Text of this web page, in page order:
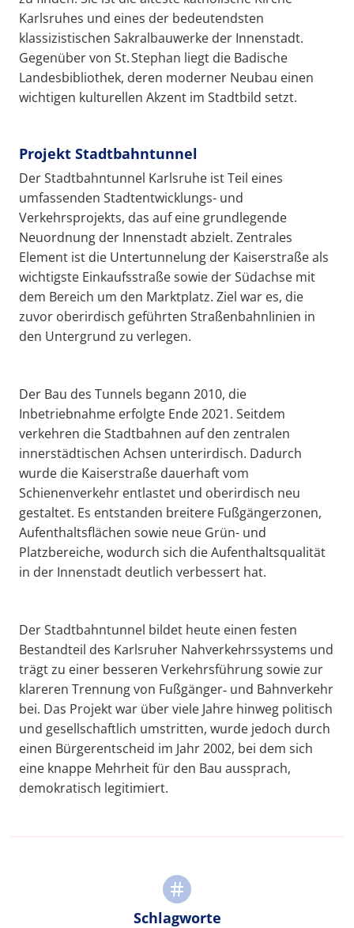
Karlsruhes und eines der bedeutendsten
klassizistischen Sakralbauwerke der Innenstadt.
Gegenüber von St. Stephan liegt die Badische
Landesbibliothek, deren moderner Neubau einen
wichtigen kulturellen Akzent im Stadtbild setzt.
Projekt Stadtbahntunnel
Der Stadtbahntunnel Karlsruhe ist Teil eines
umfassenden Stadtentwicklungs- und
Verkehrsprojekts, das auf eine grundlegende
Neuordnung der Innenstadt abzielt. Zentrales
Element ist die Untertunnelung der Kaiserstraße als
wichtigste Einkaufsstraße sowie der Südachse mit
dem Bereich um den Marktplatz. Ziel war es, die
zuvor oberirdisch geführten Straßenbahnlinien in
den Untergrund zu verlegen.
Der Bau des Tunnels begann 2010, die
Inbetriebnahme erfolgte Ende 2021. Seitdem
verkehren die Stadtbahnen auf den zentralen
innerstädtischen Achsen unterirdisch. Dadurch
wurde die Kaiserstraße dauerhaft vom
Schienenverkehr entlastet und oberirdisch neu
gestaltet. Es entstanden breitere Fußgängerzonen,
Aufenthaltsflächen sowie neue Grün- und
Platzbereiche, wodurch sich die Aufenthaltsqualität
in der Innenstadt deutlich verbessert hat.
Der Stadtbahntunnel bildet heute einen festen
Bestandteil des Karlsruher Nahverkehrssystems und
trägt zu einer besseren Verkehrsführung sowie zur
klareren Trennung von Fußgänger‑ und Bahnverkehr
bei. Das Projekt war über viele Jahre hinweg politisch
und gesellschaftlich umstritten, wurde jedoch durch
einen Bürgerentscheid im Jahr 2002, bei dem sich
eine knappe Mehrheit für den Bau aussprach,
demokratisch legitimiert.
Schlagworte